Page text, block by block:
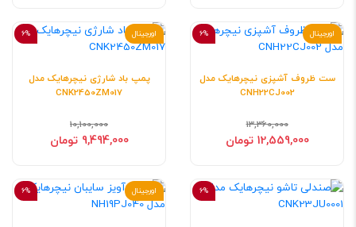
6% اورجینال
ست ظروف آشپزی نیچرهایک مدل
CNH22CJ002
13,360,000
12,559,000 تومان
6% اورجینال
پمپ باد شارژی نیچرهایک مدل
CNK2450ZM017
10,100,000
9,494,000 تومان
6%
6% اورجینال